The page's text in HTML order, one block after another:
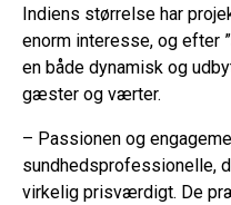
Indiens størrelse har
enorm interesse, og efter
en både dynamisk og
gæster og værter.
– Passionen og
sundhedsprofessionelle,
virkelig prisværdigt. De